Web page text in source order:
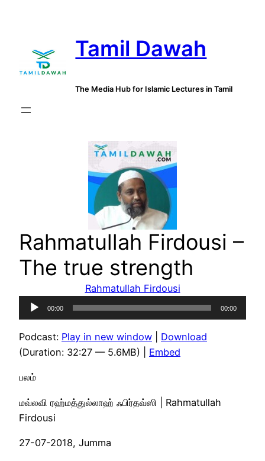
Tamil Dawah
The Media Hub for Islamic Lectures in Tamil
Rahmatullah Firdousi –
The true strength
Rahmatullah Firdousi
Audio
Player
00:00 00:00
Podcast: Play in new window
Download
(Duration: 32:27 — 5.6MB) | Embed
பலம்
மவ்லவி ரஹ்மத்துல்லாஹ் ஃபிர்தவ்ஸி | Rahmatullah
Firdousi
27-07-2018, Jumma